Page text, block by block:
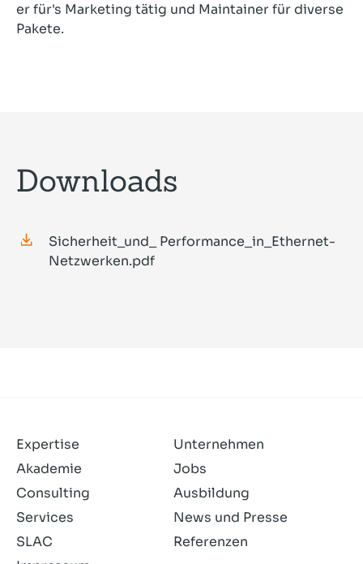
er für's Marketing tätig und Maintainer für diverse
Pakete.
Downloads
Sicherheit_und_ Performance_in_Ethernet-
Netzwerken.pdf
Expertise
Akademie
Consulting
Services
SLAC
Unternehmen
Jobs
Ausbildung
News und Presse
Referenzen